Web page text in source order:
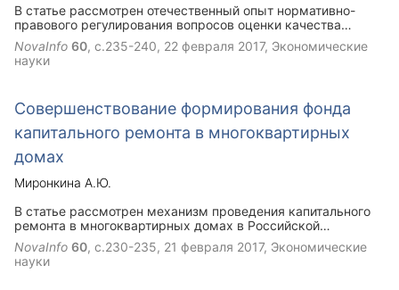
В статье рассмотрен отечественный опыт нормативно-
правового регулирования вопросов оценки качества
государственных (муниципальных) услуг. Приведены
основные законодательно закрепленные методики оценки
качества предоставляемых государственных
NovaInfo 60, с.235-240, 22 февраля 2017, Экономические
науки
Совершенствование формирования фонда
капитального ремонта в многоквартирных
домах
Миронкина А.Ю.
В статье рассмотрен механизм проведения капитального
ремонта в многоквартирных домах в Российской
Федерации, действующий с 1 января 2015 года.
Проанализированы достоинства и недостатки данного
нововведения. Также автор предлагает внести изменения
NovaInfo 60, с.230-235, 21 февраля 2017, Экономические
науки